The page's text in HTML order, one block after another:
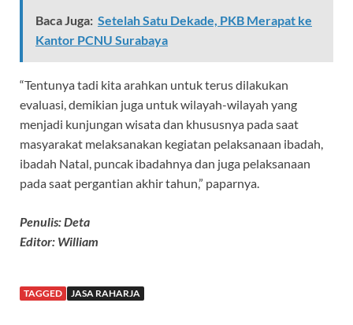
Baca Juga: Setelah Satu Dekade, PKB Merapat ke
Kantor PCNU Surabaya
“Tentunya tadi kita arahkan untuk terus dilakukan
evaluasi, demikian juga untuk wilayah-wilayah yang
menjadi kunjungan wisata dan khususnya pada saat
masyarakat melaksanakan kegiatan pelaksanaan ibadah,
ibadah Natal, puncak ibadahnya dan juga pelaksanaan
pada saat pergantian akhir tahun,” paparnya.
Penulis: Deta
Editor: William
TAGGED JASA RAHARJA